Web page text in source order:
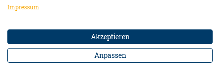
Impressum
Akzeptieren
Anpassen